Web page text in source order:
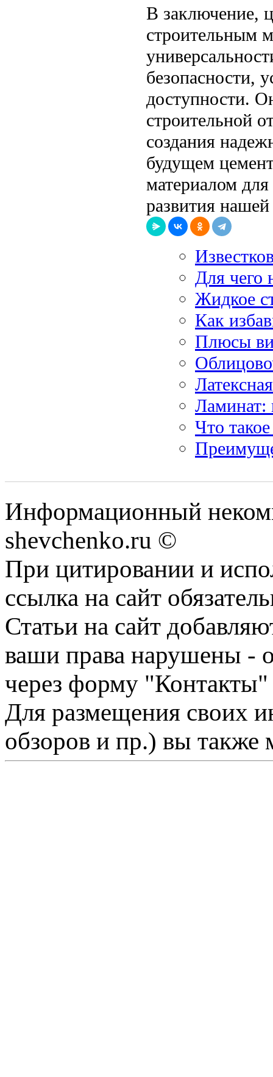
В заключение,
строительным
безопасности,
доступности.
строительной
создания
будущем
материалом
развития
Для чего
Жидкое
Как
Плюсы
Ламинат:
Что
Информационный
shevchenko.ru ©
При цитировании и
ссылка на сайт
Статьи на сайт
ваши права нарушены -
через форму "Контакты"
Для размещения своих
обзоров и пр.) вы также